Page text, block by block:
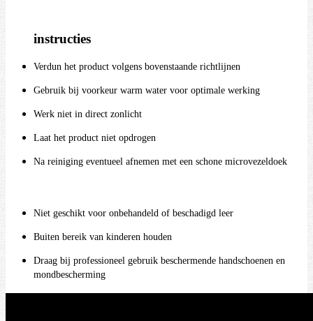
instructies
Verdun het product volgens bovenstaande richtlijnen
Gebruik bij voorkeur warm water voor optimale werking
Werk niet in direct zonlicht
Laat het product niet opdrogen
Na reiniging eventueel afnemen met een schone microvezeldoek
Niet geschikt voor onbehandeld of beschadigd leer
Buiten bereik van kinderen houden
Draag bij professioneel gebruik beschermende handschoenen en
mondbescherming